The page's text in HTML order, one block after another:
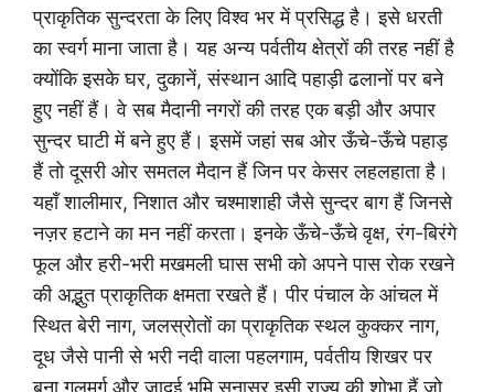
प्राकृतिक सुन्दरता के लिए विश्व भर में प्रसिद्ध है। इसे धरती
का स्वर्ग माना जाता है। यह अन्य पर्वतीय क्षेत्रों की तरह नहीं है
क्योंकि इसके घर, दुकानें, संस्थान आदि पहाड़ी ढलानों पर बने
हुए नहीं हैं। वे सब मैदानी नगरों की तरह एक बड़ी और अपार
सुन्दर घाटी में बने हुए हैं। इसमें जहां सब ओर ऊँचे-ऊँचे पहाड़
हैं तो दूसरी ओर समतल मैदान हैं जिन पर केसर लहलहाता है।
यहाँ शालीमार, निशात और चश्माशाही जैसे सुन्दर बाग हैं जिनसे
नज़र हटाने का मन नहीं करता। इनके ऊँचे-ऊँचे वृक्ष, रंग-बिरंगे
फूल और हरी-भरी मखमली घास सभी को अपने पास रोक रखने
की अद्भुत प्राकृतिक क्षमता रखते हैं। पीर पंचाल के आंचल में
स्थित बेरी नाग, जलस्रोतों का प्राकृतिक स्थल कुक्कर नाग,
दूध जैसे पानी से भरी नदी वाला पहलगाम, पर्वतीय शिखर पर
बना गुलमर्ग और जादुई भूमि सनासर इसी राज्य की शोभा हैं जो